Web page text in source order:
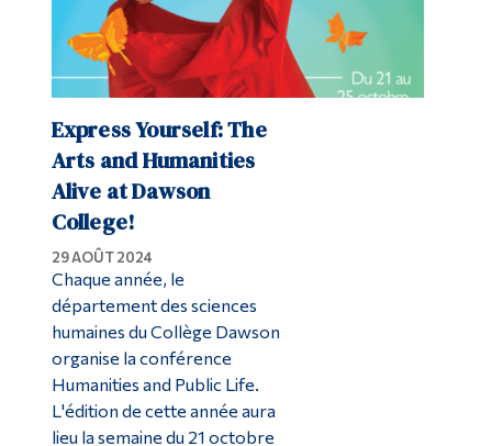
Express Yourself: The
Arts and Humanities
Alive at Dawson
College!
29 AOÛT 2024
Chaque année, le
département des sciences
humaines du Collège Dawson
organise la conférence
Humanities and Public Life.
L'édition de cette année aura
lieu la semaine du 21 octobre